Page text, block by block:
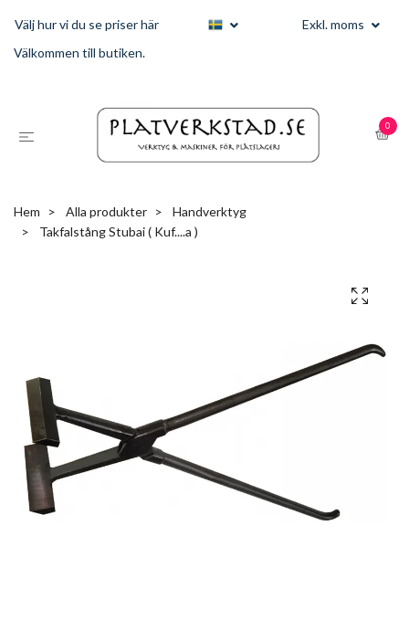
Välj hur vi du se priser här
Exkl. moms
Välkommen till butiken.
0
Hem Alla produkter
Handverktyg
Takfalstång Stubai ( Kuf....a )